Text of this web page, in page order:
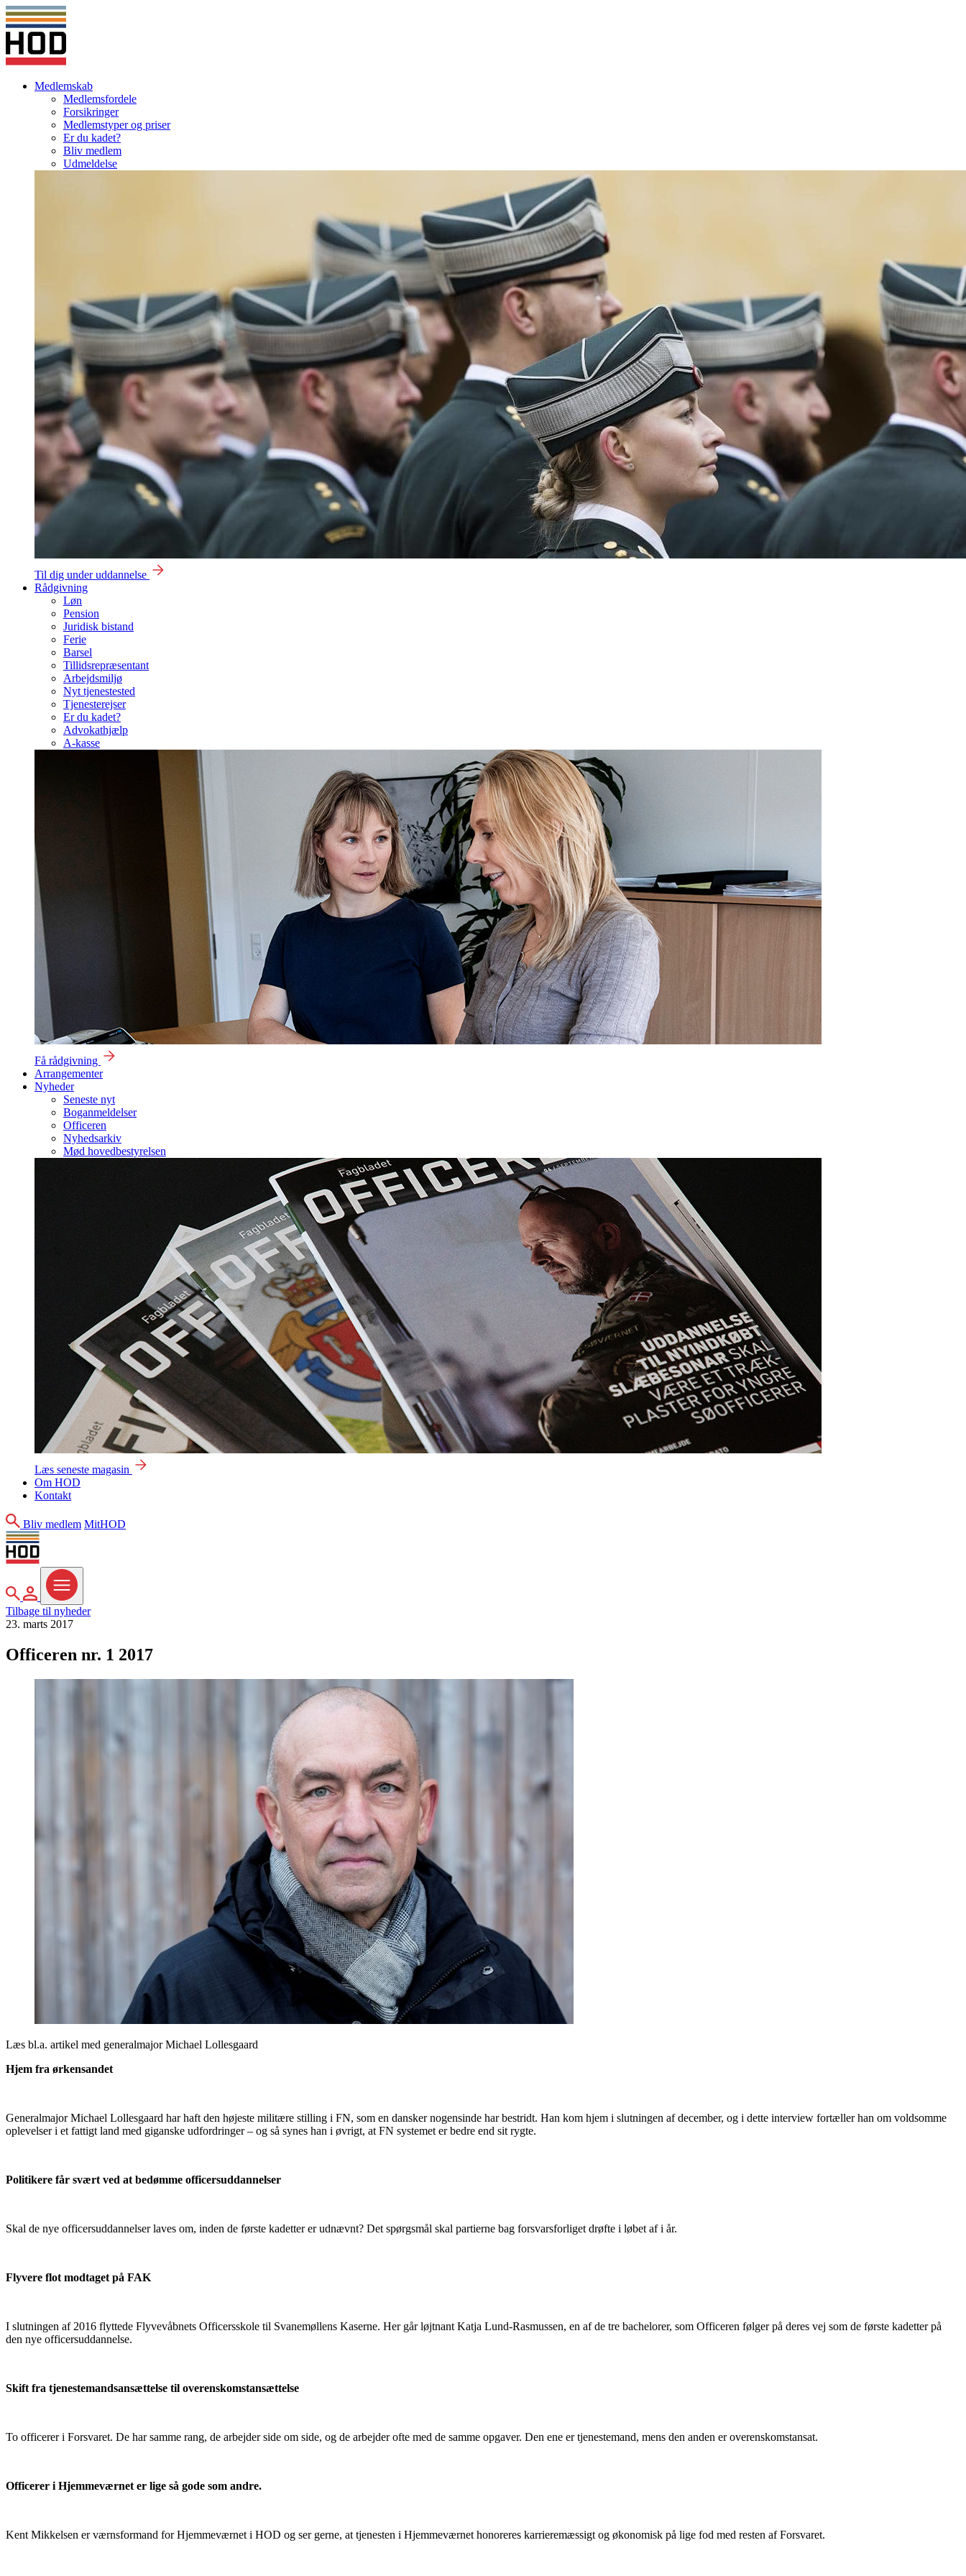
Medlemskab
Medlemsfordele
Forsikringer
Medlemstyper og priser
Er du kadet?
Bliv medlem
Udmeldelse
Til dig under uddannelse
Rådgivning
Løn
Pension
Juridisk bistand
Ferie
Barsel
Tillidsrepræsentant
Arbejdsmiljø
Nyt tjenestested
Tjenesterejser
Er du kadet?
Advokathjælp
A-kasse
Få rådgivning
Arrangementer
Nyheder
Seneste nyt
Boganmeldelser
Officeren
Nyhedsarkiv
Mød hovedbestyrelsen
Læs seneste magasin
Om HOD
Kontakt
Søg
Bliv medlem MitHOD
MitHOD
Menu
Tilbage til nyheder
23. marts 2017
Officeren nr. 1 2017
Læs bl.a. artikel med generalmajor Michael Lollesgaard
Hjem fra ørkensandet
Generalmajor Michael Lollesgaard har haft den højeste militære stilling i FN, som en dansker nogensinde har bestridt. Han kom hjem i slutningen af december, og i dette interview fortæller han om voldsomme
oplevelser i et fattigt land med giganske udfordringer – og så synes han i øvrigt, at FN systemet er bedre end sit rygte.
Politikere får svært ved at bedømme officersuddannelser
Skal de nye officersuddannelser laves om, inden de første kadetter er udnævnt? Det spørgsmål skal partierne bag forsvarsforliget drøfte i løbet af i år.
Flyvere flot modtaget på FAK
I slutningen af 2016 flyttede Flyvevåbnets Officersskole til Svanemøllens Kaserne. Her går løjtnant Katja Lund-Rasmussen, en af de tre bachelorer, som Officeren følger på deres vej som de første kadetter på
den nye officersuddannelse.
Skift fra tjenestemandsansættelse til overenskomstansættelse
To officerer i Forsvaret. De har samme rang, de arbejder side om side, og de arbejder ofte med de samme opgaver. Den ene er tjenestemand, mens den anden er overenskomstansat.
Officerer i Hjemmeværnet er lige så gode som andre.
Kent Mikkelsen er værnsformand for Hjemmeværnet i HOD og ser gerne, at tjenesten i Hjemmeværnet honoreres karrieremæssigt og økonomisk på lige fod med resten af Forsvaret.